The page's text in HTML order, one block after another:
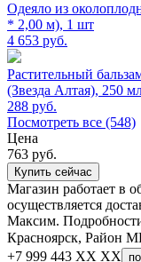
Одеяло из
* 2,00 м), 1 шт
4 653 руб.
Растительный
(Звезда Алтая), 250
288 руб.
Посмотреть все (548)
Цена
763 руб.
Купить сейчас
Магазин работает в
осуществляется
Максим.
Красноярск, Район
+7 999 443 XX XX